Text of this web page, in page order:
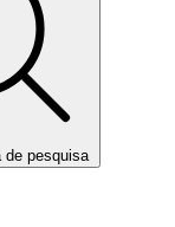
de pesquisa